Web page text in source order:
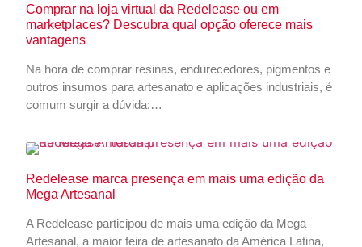
Comprar na loja virtual da Redelease ou em
marketplaces? Descubra qual opção oferece mais
vantagens
Na hora de comprar resinas, endurecedores, pigmentos e
outros insumos para artesanato e aplicações industriais, é
comum surgir a dúvida:…
Redelease marca presença em mais uma edição da
Mega Artesanal
A Redelease participou de mais uma edição da Mega
Artesanal, a maior feira de artesanato da América Latina,